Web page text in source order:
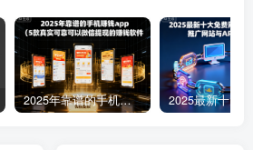
2025年靠谱的手机赚钱app（5款真实可靠可以微信提现的赚钱软件）